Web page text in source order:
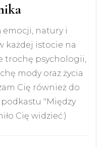
emocji, natury i
każdej istocie na
trochę psychologii,
mody oraz życia
Cię również do
"Między
Cię widzieć:)